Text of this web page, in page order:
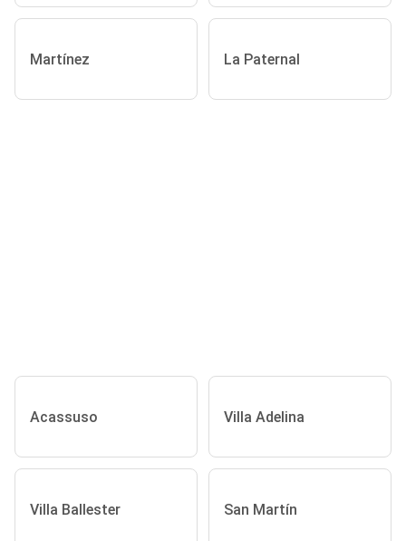
Martínez La Paternal
Acassuso Villa Adelina
Villa Ballester San Martín